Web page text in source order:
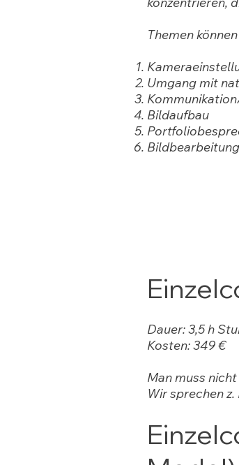
Themen
Umgang mit
Bildaufbau
Dauer: 3,5 h
Kosten: 349 €
Man muss
Wir sprechen